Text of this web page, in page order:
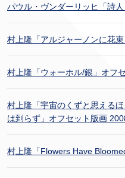
パウル・ヴンダーリッヒ「詩
村上隆「アルジャーノンに花
村上隆「ウォーホル/銀」オフ
村上隆「宇宙のくずと思える
は到らず」オフセット版画
村上隆「Flowers Have